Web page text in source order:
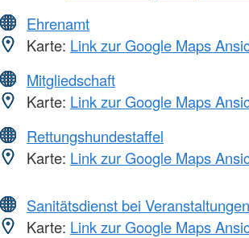
Ehrenamt
Karte: Link zur Google Maps
Mitgliedschaft
Karte: Link zur Google Maps
Rettungshundestaffel
Karte: Link zur Google Maps
Sanitätsdienst bei Veranstaltungen
Karte: Link zur Google Maps